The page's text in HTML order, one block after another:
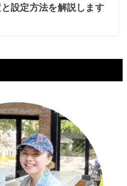
設定方法を解説します